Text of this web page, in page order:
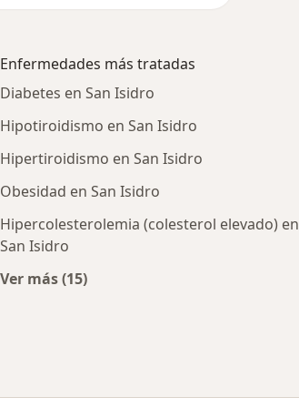
San Isidro
Enfermedades más tratadas
Diabetes en San Isidro
Hipotiroidismo en San Isidro
Hipertiroidismo en San Isidro
Obesidad en San Isidro
Hipercolesterolemia (colesterol elevado) en
San Isidro
Ver más (15)